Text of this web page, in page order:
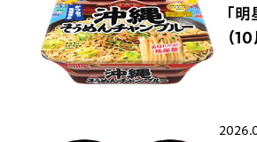
「
（